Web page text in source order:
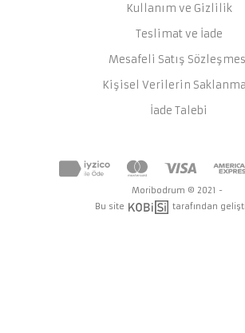
Kullanım ve Gizlilik
Teslimat ve İade
Mesafeli Satış
Kişisel Verilerin
İade Talebi
Moribodrum © 2021 -
Bu site
tarafından